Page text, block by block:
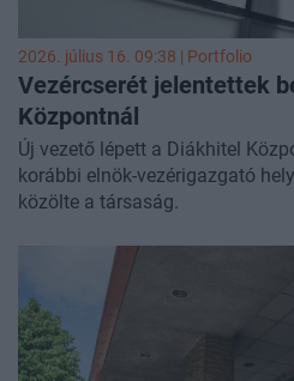
2026. július 16. 09:38 | Portfolio
Vezércserét jelentettek
Központnál
Új vezető lépett a Diákhitel
korábbi elnök-vezérigazgató
közölte a társaság.